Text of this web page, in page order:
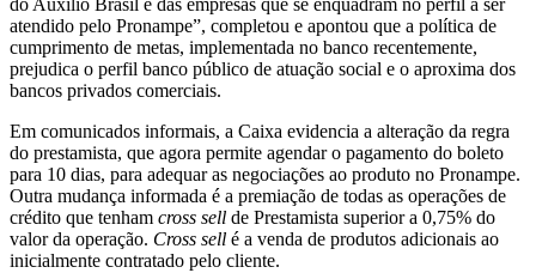
do Auxílio Brasil e das empresas que se enquadram no perfil a ser
atendido pelo Pronampe”, completou e apontou que a política de
cumprimento de metas, implementada no banco recentemente,
prejudica o perfil banco público de atuação social e o aproxima dos
bancos privados comerciais.
Em comunicados informais, a Caixa evidencia a alteração da regra
do prestamista, que agora permite agendar o pagamento do boleto
para 10 dias, para adequar as negociações ao produto no Pronampe.
Outra mudança informada é a premiação de todas as operações de
crédito que tenham cross sell de Prestamista superior a 0,75% do
valor da operação. Cross sell é a venda de produtos adicionais ao
inicialmente contratado pelo cliente.